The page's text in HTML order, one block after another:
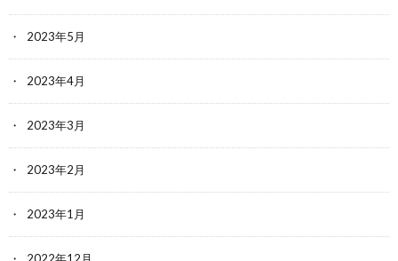
2023年5月
2023年4月
2023年3月
2023年2月
2023年1月
2022年12月